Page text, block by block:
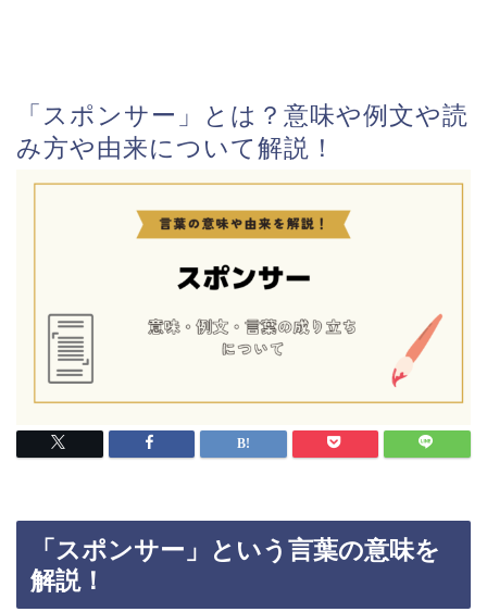
「スポンサー」とは？意味や例文や読
み方や由来について解説！
「スポンサー」という言葉の意味を
解説！